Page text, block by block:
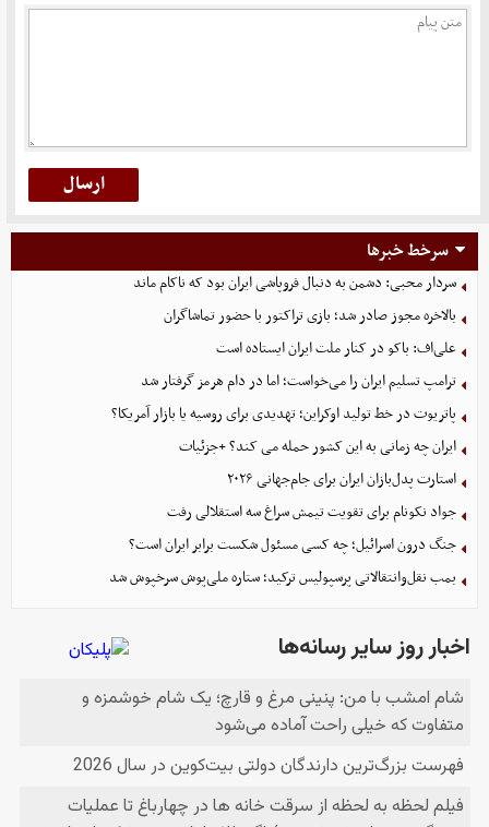
سرخط خبرها
سردار محبی: دشمن به دنبال فروپاشی ایران بود که ناکام ماند
بالاخره مجوز صادر شد؛ بازی تراکتور با حضور تماشاگران
علی‌اف: باکو در کنار ملت ایران ایستاده است
ترامپ تسلیم ایران را می‌خواست؛ اما در دام هرمز گرفتار شد
پاتریوت در خط تولید اوکراین؛ تهدیدی برای روسیه یا بازار آمریکا؟
ایران چه زمانی به این کشور حمله می کند؟ +جزئیات
استارت پدل‌بازان ایران برای جام‌جهانی ۲۰۲۶
جواد نکونام برای تقویت تیمش سراغ سه استقلالی رفت
جنگ درون اسرائیل؛ چه کسی مسئول شکست برابر ایران است؟
بمب نقل‌وانتقالاتی پرسپولیس ترکید؛ ستاره ملی‌پوش سرخپوش شد